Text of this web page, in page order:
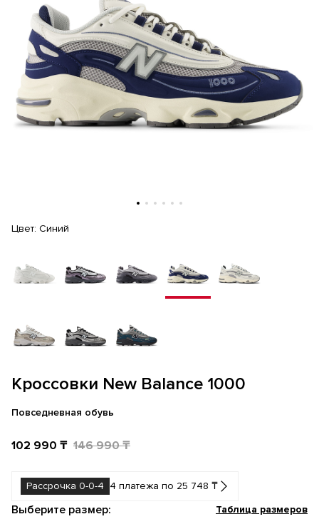
Кроссовки New Balance 1000
Повседневная обувь
102 990 ₸ 146 990 ₸
Рассрочка 0-0-4 4 платежа по 25 748 ₸
Цвет: Синий
Выберите размер: Таблица размеров